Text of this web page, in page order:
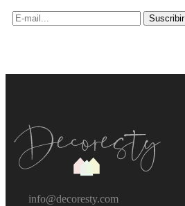
Suscribir
info@decoresty.com